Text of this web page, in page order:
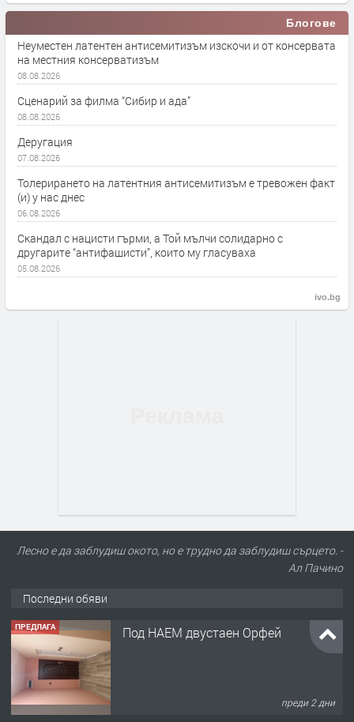
Блогове
Неуместен латентен антисемитизъм изскочи и от консервата
на местния консерватизъм
08.08.2026
Сценарий за филма “Сибир и ада”
08.08.2026
Деругация
07.08.2026
Толерирането на латентния антисемитизъм е тревожен факт
(и) у нас днес
06.08.2026
Скандал с нацисти гърми, а Той мълчи солидарно с
другарите “антифашисти”, които му гласуваха
05.08.2026
ivo.bg
Лесно е да заблудиш окото, но е трудно да заблудиш сърцето. -
Ал Пачино
Последни обяви
ПРЕДЛАГА Под НАЕМ двустаен Орфей
преди 2 дни